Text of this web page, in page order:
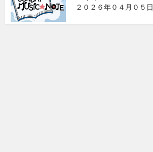
２０２６年０４月０５日